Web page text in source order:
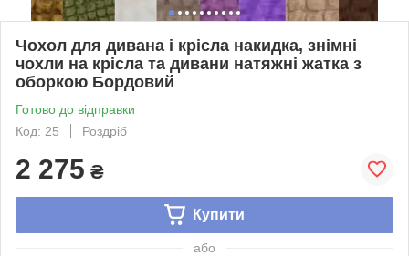
Чохол для дивана і крісла накидка, знімні
чохли на крісла та дивани натяжні жатка з
оборкою Бордовий
Готово до відправки
Код: 25
Роздріб
2 275 ₴
Купити
або